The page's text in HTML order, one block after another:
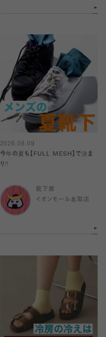
2026.08.09
今年の夏も【FULL MESH】で決ま
り️‼️
靴下屋
イオンモール名取店